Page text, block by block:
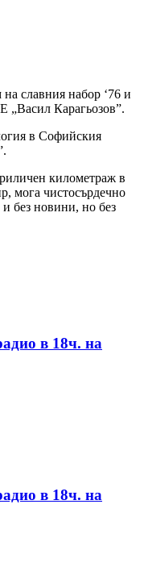
славния набор ‘76 и
„Васил Карагьозов”.
в Софийския
километраж в
мога чистосърдечно
и без новини, но без
в 18ч. на
в 18ч. на